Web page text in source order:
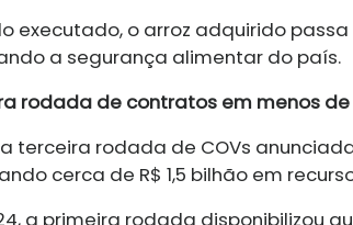
executado, o arroz adquirido
a segurança alimentar do país.
rodada de contratos em menos
terceira rodada de COVs
cerca de R$ 1,5 bilhão em